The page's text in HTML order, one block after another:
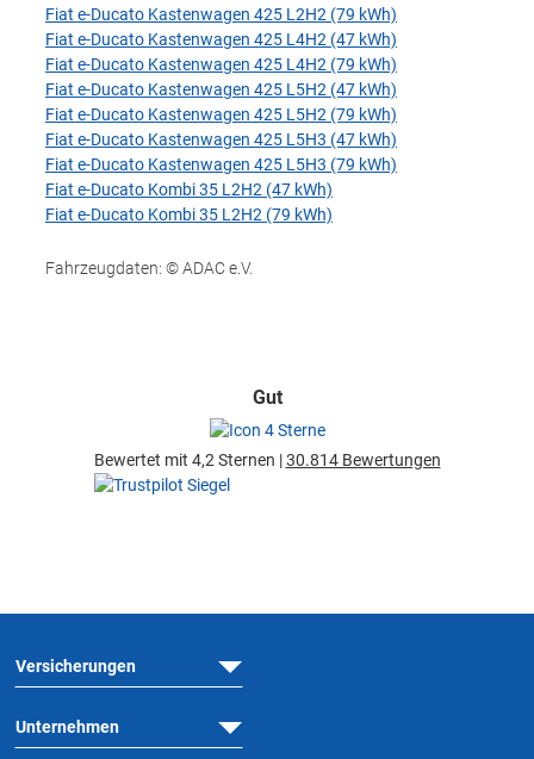
Fiat e-Ducato Kastenwagen 425 L2H2 (79 kWh)
Fiat e-Ducato Kastenwagen 425 L4H2 (47 kWh)
Fiat e-Ducato Kastenwagen 425 L4H2 (79 kWh)
Fiat e-Ducato Kastenwagen 425 L5H2 (47 kWh)
Fiat e-Ducato Kastenwagen 425 L5H2 (79 kWh)
Fiat e-Ducato Kastenwagen 425 L5H3 (47 kWh)
Fiat e-Ducato Kastenwagen 425 L5H3 (79 kWh)
Fiat e-Ducato Kombi 35 L2H2 (47 kWh)
Fiat e-Ducato Kombi 35 L2H2 (79 kWh)
Fahrzeugdaten: © ADAC e.V.
Gut
Bewertet mit 4,2 Sternen |30.814 Bewertungen
Versicherungen
Unternehmen